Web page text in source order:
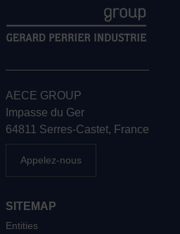
AECE GROUP
Impasse du Ger
64811 Serres-Castet, France
Appelez-nous
SITEMAP
Entities